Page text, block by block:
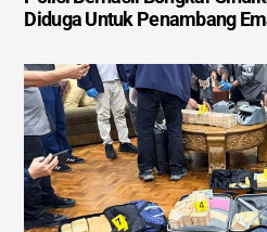
Diduga Untuk Penambang